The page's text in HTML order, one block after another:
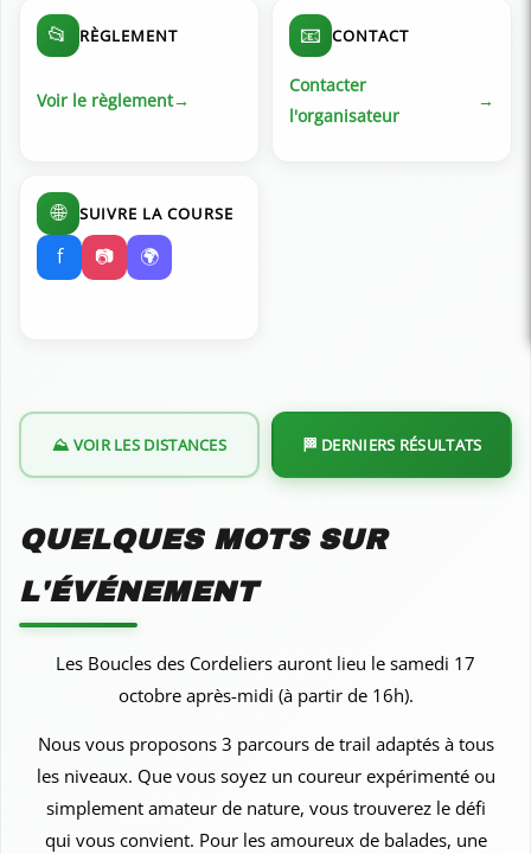
📂 RÈGLEMENT
Voir le règlement
📧 CONTACT
Contacter
l'organisateur
🌐 SUIVRE LA COURSE
f 📷 🌍
⛰️ VOIR LES DISTANCES 🏁 DERNIERS RÉSULTATS
QUELQUES MOTS SUR
L'ÉVÉNEMENT
Les Boucles des Cordeliers auront lieu le samedi 17
octobre après-midi (à partir de 16h).
Nous vous proposons 3 parcours de trail adaptés à tous
les niveaux. Que vous soyez un coureur expérimenté ou
simplement amateur de nature, vous trouverez le défi
qui vous convient. Pour les amoureux de balades, une